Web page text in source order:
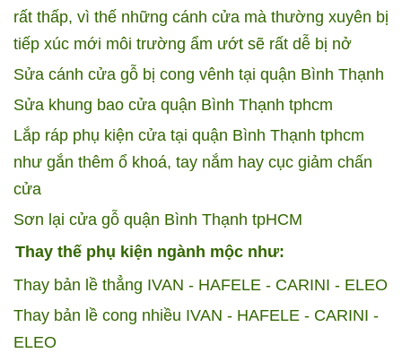
rất thấp, vì thế những cánh cửa mà thường xuyên bị
tiếp xúc mới môi trường ẩm ướt sẽ rất dễ bị nở
Sửa cánh cửa gỗ bị cong vênh tại quận Bình Thạnh
Sửa khung bao cửa quận Bình Thạnh tphcm
Lắp ráp phụ kiện cửa tại quận Bình Thạnh tphcm
như gắn thêm ổ khoá, tay nắm hay cục giảm chấn
cửa
Sơn lại cửa gỗ quận Bình Thạnh tpHCM
Thay thế phụ kiện ngành mộc như:
Thay bản lề thẳng IVAN - HAFELE - CARINI - ELEO
Thay bản lề cong nhiều IVAN - HAFELE - CARINI -
ELEO